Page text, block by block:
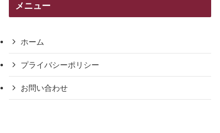
メニュー
ホーム
プライバシーポリシー
お問い合わせ